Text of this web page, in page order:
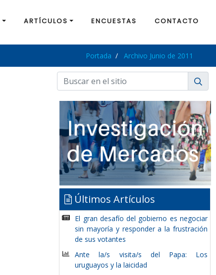
ARTÍCULOS ENCUESTAS CONTACTO
Portada Archivo Junio de 2011
Últimos Artículos
El gran desafío del gobierno es negociar
sin mayoría y responder a la frustración
de sus votantes
Ante la/s visita/s del Papa: Los
uruguayos y la laicidad